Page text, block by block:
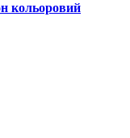
кольоровий